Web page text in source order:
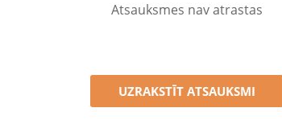
Atsauksmes nav atrastas
UZRAKSTĪT ATSAUKSMI